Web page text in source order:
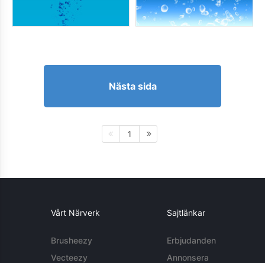
Nästa sida
1
Vårt Närverk
Brusheezy
Vecteezy
Sajtlänkar
Erbjudanden
Annonsera